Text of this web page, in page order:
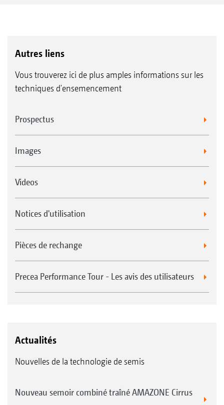
Autres liens
Vous trouverez ici de plus amples informations sur les
techniques d'ensemencement
Prospectus
Images
Videos
Notices d'utilisation
Pièces de rechange
Precea Performance Tour - Les avis des utilisateurs
Actualités
Nouvelles de la technologie de semis
Nouveau semoir combiné traîné AMAZONE Cirrus